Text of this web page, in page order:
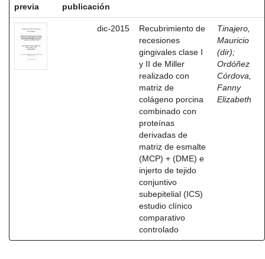
previa
publicación
dic-2015
Recubrimiento de
recesiones
gingivales clase I
y II de Miller
realizado con
matriz de
colágeno porcina
combinado con
proteínas
derivadas de
matriz de esmalte
(MCP) + (DME) e
injerto de tejido
conjuntivo
subepitelial (ICS)
estudio clínico
comparativo
controlado
Tinajero,
Mauricio
(dir);
Ordóñez
Córdova,
Fanny
Elizabeth